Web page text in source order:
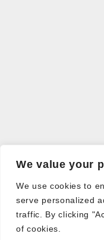
We value your
We use cookies to
serve personalized
traffic. By clicking
of cookies.